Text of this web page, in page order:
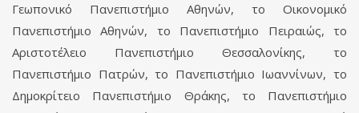
Γεωπονικό Πανεπιστήμιο Αθηνών, το Οικονομικό
Πανεπιστήμιο Αθηνών, το Πανεπιστήμιο Πειραιώς, το
Αριστοτέλειο Πανεπιστήμιο Θεσσαλονίκης, το
Πανεπιστήμιο Πατρών, το Πανεπιστήμιο Ιωαννίνων, το
Δημοκρίτειο Πανεπιστήμιο Θράκης, το Πανεπιστήμιο